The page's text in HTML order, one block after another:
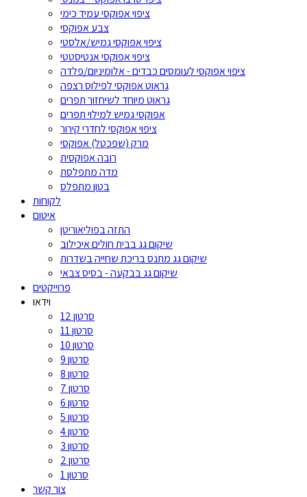
ציפוי אפוקסי עמיד כימי
צבע אפוקסי
ציפוי אפוקסי גמיש/אלסטי
ציפוי אפוקסי אנטיסטטי
ציפוי אפוקסי לעומסים כבדים - אלומיניום/פלדה
גראוט אפוקסי לפילוס רצפה
גראוט מיוחד לשיחזור תפרים
אפוקסי גמיש למילוי תפרים
ציפוי אפוקסי לחדרי קירור
מרק (שפכטל) אפוקסי
רובה אפוקסית
מדה מתפלסת
בטון מתפלס
לקוחות
איטום
התזה בפוליאוריטן
שיקום גג בבית חולים איכילוב
שיקום גג מתנס בריכת שחייה בשדרות
שיקום גג בבקעה - בסיס צבאי
פרוייקטים
וידאו
סרטון 12
סרטון 11
סרטון 10
סרטון 9
סרטון 8
סרטון 7
סרטון 6
סרטון 5
סרטון 4
סרטון 3
סרטון 2
סרטון 1
צור קשר